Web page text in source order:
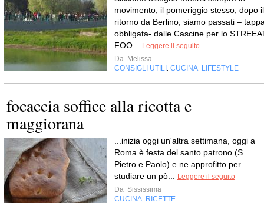
movimento, il pomeriggio stesso, dopo il
ritorno da Berlino, siamo passati –
obbligata- dalle Cascine per lo
FOO...
Leggere il seguito
Da Melissa
CONSIGLI UTILI
CUCINA LIFESTYLE
focaccia soffice alla ricotta e
maggiorana
...inizia oggi un'altra settimana, oggi a
Roma è festa del santo patrono (S.
Pietro e Paolo) e ne approfitto per
studiare un pò...
Leggere il seguito
Da Sississima
CUCINA RICETTE